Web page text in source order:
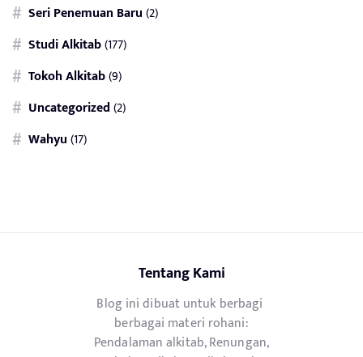
Seri Penemuan Baru(2)
Studi Alkitab(177)
Tokoh Alkitab(9)
Uncategorized(2)
Wahyu(17)
Tentang Kami
Blog ini dibuat untuk berbagi
berbagai materi rohani:
Pendalaman alkitab, Renungan,